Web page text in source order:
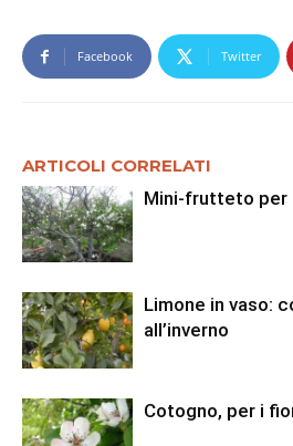
Facebook Twitter
ARTICOLI CORRELATI
Mini-frutteto per
Limone in vaso:
all’inverno
Cotogno, per i